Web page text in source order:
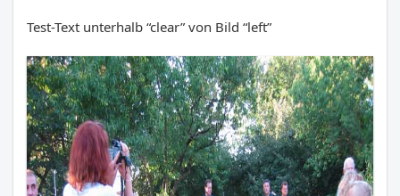
Test-Text unterhalb “clear” von Bild “left”